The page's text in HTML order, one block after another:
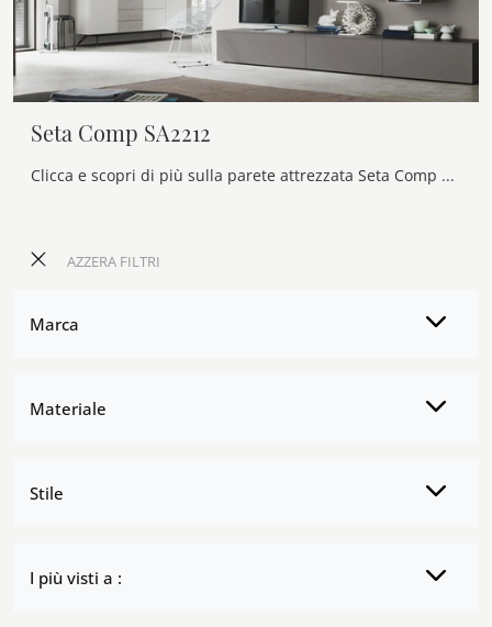
AZZERA FILTRI
Marca
Materiale
Stile
I più visti a :
Seta Comp SA2212
Clicca e scopri di più sulla parete attrezzata Seta Comp SA2212 della firma Maronese: è la soluzione dalle linee moderne ideale per te.